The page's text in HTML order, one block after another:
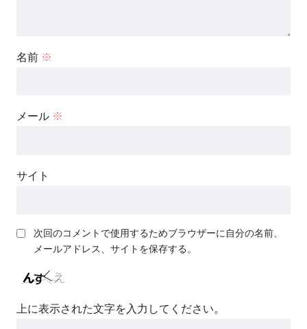
名前 ※
メール ※
サイト
次回のコメントで使用するためブラウザーに自分の名前、
メールアドレス、サイトを保存する。
上に表示された文字を入力してください。